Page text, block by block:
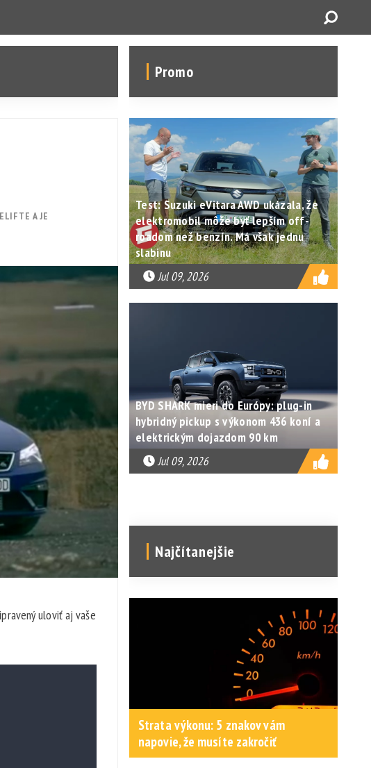
A JE
uloviť aj vaše
Promo
Test: Suzuki eVitara AWD ukázala, že
elektromobil môže byť lepším off-
roadom než benzín. Má však jednu
slabinu
Jul 09, 2026
BYD SHARK mieri do Európy: plug-in
hybridný pickup s výkonom 436 koní a
elektrickým dojazdom 90 km
Jul 09, 2026
Najčítanejšie
Strata výkonu: 5 znakov vám
napovie, že musíte zakročiť